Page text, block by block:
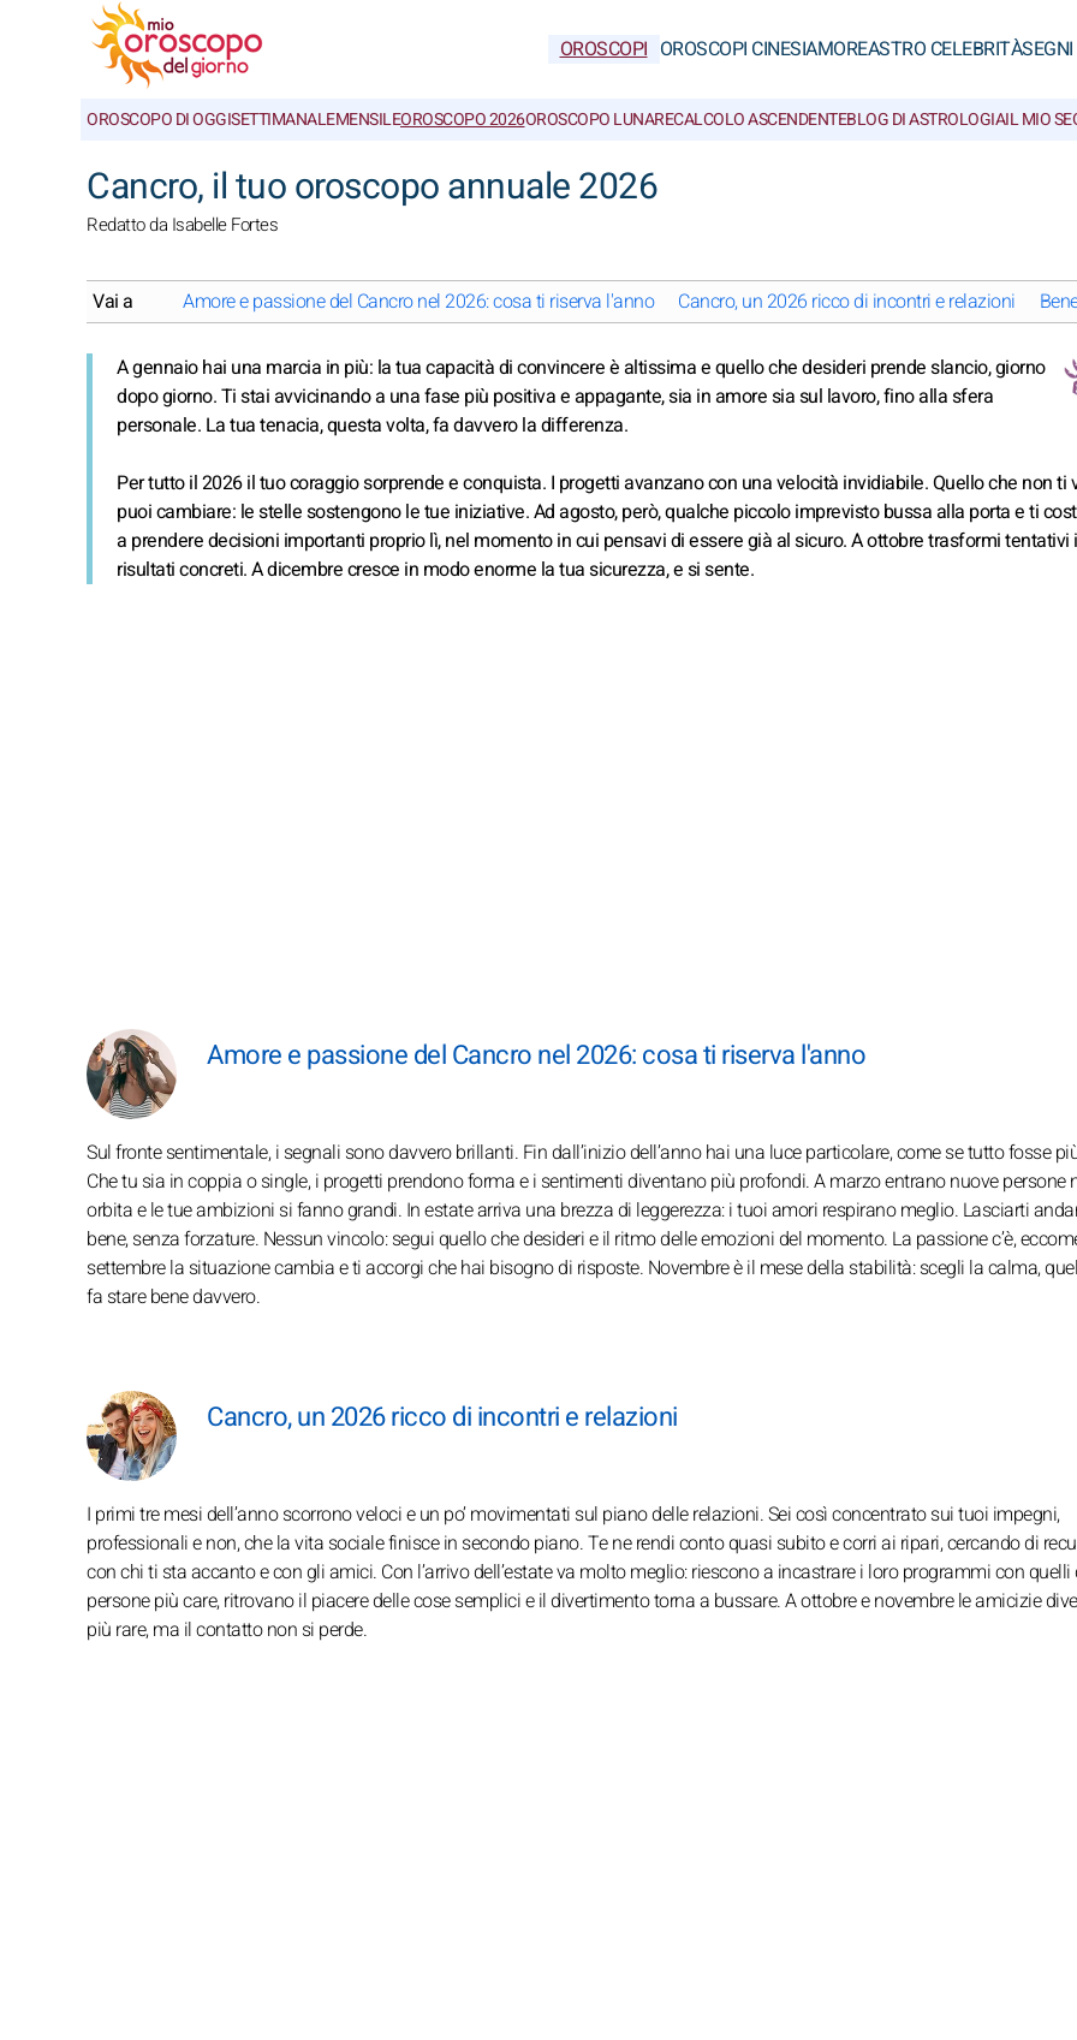
OROSCOPI OROSCOPI CINESIAMOREASTRO CELEBRITÀ
OROSCOPO DI OGGISETTIMANALEMENSILEOROSCOPO 2026OROSCOPO LUNARECALCOLO ASCENDENTEBLOG DI ASTROLOGIAIL MIO
Cancro, il tuo oroscopo annuale 2026
Redatto da Isabelle Fortes
Vai a Amore e passione del Cancro nel 2026: cosa ti riserva l'anno Cancro, un 2026 ricco di incontri e relazioni
A gennaio hai una marcia in più: la tua capacità di convincere è altissima e quello che desideri prende slancio, giorno
dopo giorno. Ti stai avvicinando a una fase più positiva e appagante, sia in amore sia sul lavoro, fino alla sfera
personale. La tua tenacia, questa volta, fa davvero la differenza.
Per tutto il 2026 il tuo coraggio sorprende e conquista. I progetti avanzano con una velocità invidiabile. Quello che non ti
puoi cambiare: le stelle sostengono le tue iniziative. Ad agosto, però, qualche piccolo imprevisto bussa alla porta e ti
a prendere decisioni importanti proprio lì, nel momento in cui pensavi di essere già al sicuro. A ottobre trasformi tentativi
risultati concreti. A dicembre cresce in modo enorme la tua sicurezza, e si sente.
Amore e passione del Cancro nel 2026: cosa ti riserva l'anno
Sul fronte sentimentale, i segnali sono davvero brillanti. Fin dall’inizio dell’anno hai una luce particolare, come se tutto fosse
Che tu sia in coppia o single, i progetti prendono forma e i sentimenti diventano più profondi. A marzo entrano nuove persone
orbita e le tue ambizioni si fanno grandi. In estate arriva una brezza di leggerezza: i tuoi amori respirano meglio. Lasciarti
bene, senza forzature. Nessun vincolo: segui quello che desideri e il ritmo delle emozioni del momento. La passione c’è,
settembre la situazione cambia e ti accorgi che hai bisogno di risposte. Novembre è il mese della stabilità: scegli la calma,
fa stare bene davvero.
Cancro, un 2026 ricco di incontri e relazioni
I primi tre mesi dell’anno scorrono veloci e un po’ movimentati sul piano delle relazioni. Sei così concentrato sui tuoi impegni,
professionali e non, che la vita sociale finisce in secondo piano. Te ne rendi conto quasi subito e corri ai ripari, cercando di
con chi ti sta accanto e con gli amici. Con l’arrivo dell’estate va molto meglio: riescono a incastrare i loro programmi con quelli
persone più care, ritrovano il piacere delle cose semplici e il divertimento torna a bussare. A ottobre e novembre le amicizie
più rare, ma il contatto non si perde.